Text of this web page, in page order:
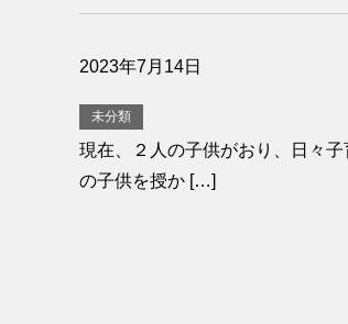
2023年7月14日
未分類
現在、２人の子供がおり、日々
の子供を授か […]